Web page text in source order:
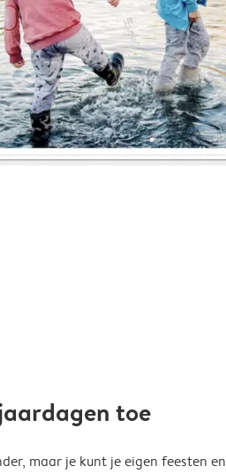
toe
maar je kunt je eigen feesten en